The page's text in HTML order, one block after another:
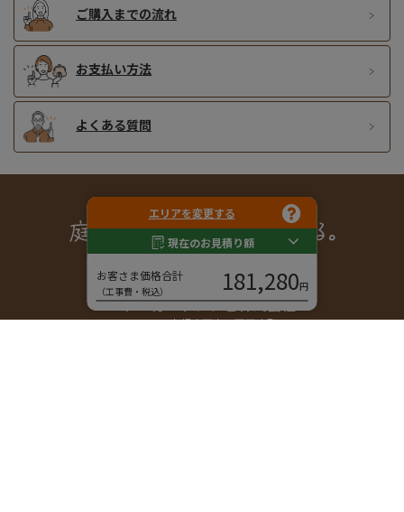
エリアを変更する
現在のお見積り額
お客さま価格合計
（工事費・税込） 181,280円
ご購入までの流れ
お支払い方法
よくある質問
エクステリアとガーデンの店
エクスガーデンナビ株式会社
〒600-8155 京都市下京区西玉水町285